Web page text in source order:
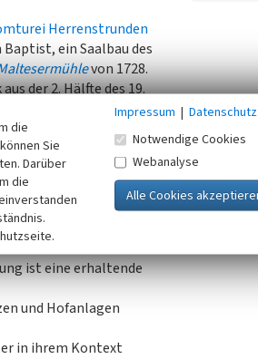
Herrenstrunden
ein Saalbau des
von 1728.
der 2. Hälfte des 19.
wie
Industriemuseum).
für den örtlichen
ist eine erhaltende
und Hofanlagen
in ihrem Kontext
die
Sie
Darüber
die
Impressum | Datenschutz
Notwendige Cookies
Webanalyse